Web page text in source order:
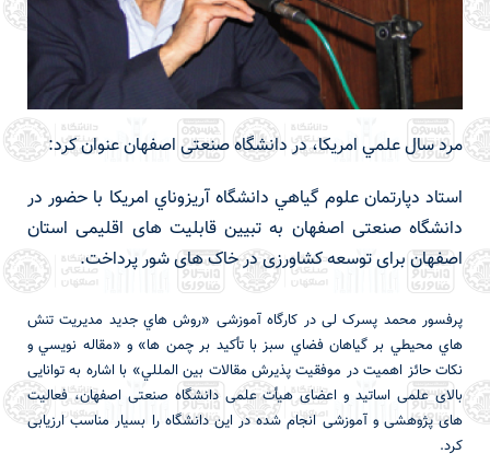
مرد سال علمي امريكا، در دانشگاه صنعتی اصفهان عنوان کرد:
استاد دپارتمان علوم گياهي دانشگاه آريزوناي امريكا با حضور در
دانشگاه صنعتی اصفهان به تبیین قابلیت های اقلیمی استان
اصفهان برای توسعه کشاورزی در خاک های شور پرداخت.
پرفسور محمد پسرک لی در کارگاه آموزشی «روش هاي جديد مديريت تنش
هاي محيطي بر گياهان فضاي سبز با تأكيد بر چمن ها» و «مقاله نويسي و
نكات حائز اهميت در موفقيت پذيرش مقالات بين المللي» با اشاره به توانایی
بالای علمی اساتید و اعضای هیأت علمی دانشگاه صنعتی اصفهان، فعالیت
های پژوهشی و آموزشی انجام شده در این دانشگاه را بسیار مناسب ارزیابی
کرد.